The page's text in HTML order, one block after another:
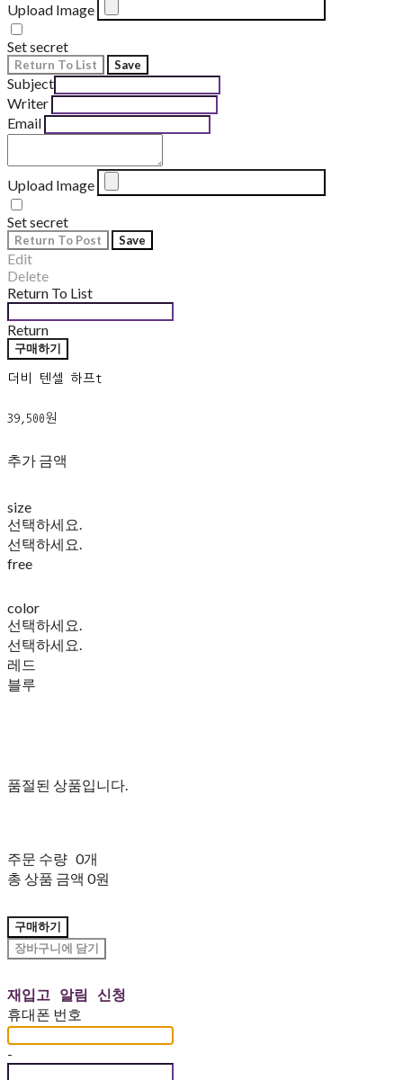
Upload Image
Set secret
Return To List Save
Subject
Writer
Email
Upload Image
Set secret
Return To Post Save
Edit
Delete
Return To List
Return
구매하기
더비 텐셀 하프t
39,500원
추가 금액
size
선택하세요.
선택하세요.
free
color
선택하세요.
선택하세요.
레드
블루
품절된 상품입니다.
주문 수량 0개
총 상품 금액 0원
구매하기
장바구니에 담기
재입고 알림 신청
휴대폰 번호
-